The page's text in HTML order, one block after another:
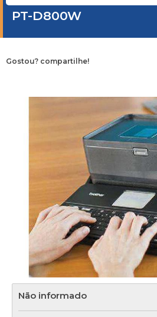
PT-D800W
Gostou? compartilhe!
Não informado